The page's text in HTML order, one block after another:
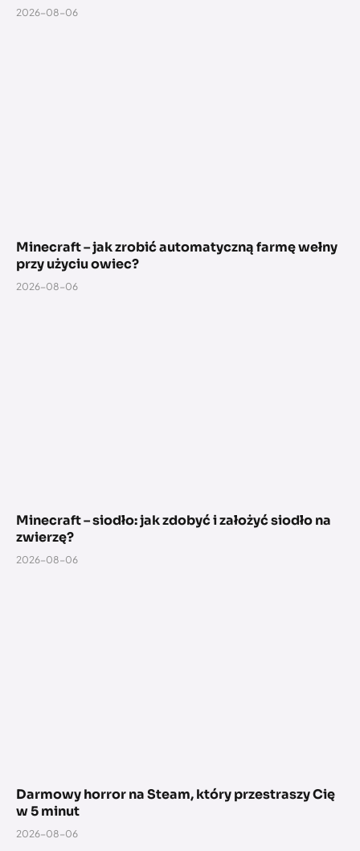
2026-08-06
Minecraft – jak zrobić automatyczną farmę wełny
przy użyciu owiec?
2026-08-06
Minecraft – siodło: jak zdobyć i założyć siodło na
zwierzę?
2026-08-06
Darmowy horror na Steam, który przestraszy Cię
w 5 minut
2026-08-06